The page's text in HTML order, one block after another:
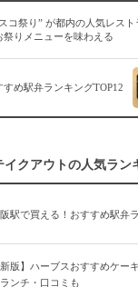
コ祭り” が都内の人気レス
祭りメニューを味わえる
め駅弁ランキングTOP12
イクアウトの人気ラン
駅で買える！おすすめ駅弁
新版】ハーブスおすすめケー
ンチ・口コミも